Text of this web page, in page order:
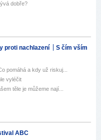
dobře?
proti nachlazení
S čím vším
pomáhá a kdy už riskuj...
vyléčit
těle je můžeme nají...
ABC